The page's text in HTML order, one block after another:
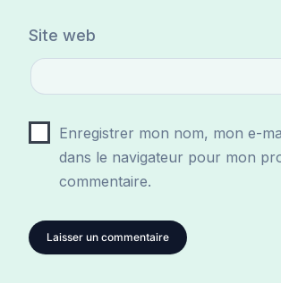
Site web
Enregistrer mon nom, mon e-
dans le navigateur pour mon
commentaire.